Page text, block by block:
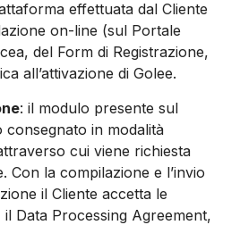
effettuata dal Cliente
on-line (sul Portale
del Form di Registrazione,
all’attivazione di Golee.
: il modulo presente sul
in modalità
cui viene richiesta
Con la compilazione e l’invio
il Cliente accetta le
Data Processing Agreement,